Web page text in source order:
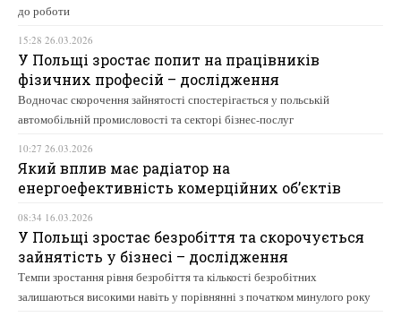
до роботи
15:28 26.03.2026
У Польщі зростає попит на працівників
фізичних професій – дослідження
Водночас скорочення зайнятості спостерігається у польській
автомобільній промисловості та секторі бізнес-послуг
10:27 26.03.2026
Який вплив має радіатор на
енергоефективність комерційних об’єктів
08:34 16.03.2026
У Польщі зростає безробіття та скорочується
зайнятість у бізнесі – дослідження
Темпи зростання рівня безробіття та кількості безробітних
залишаються високими навіть у порівнянні з початком минулого року